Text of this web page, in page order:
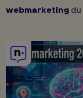
webmarketing du